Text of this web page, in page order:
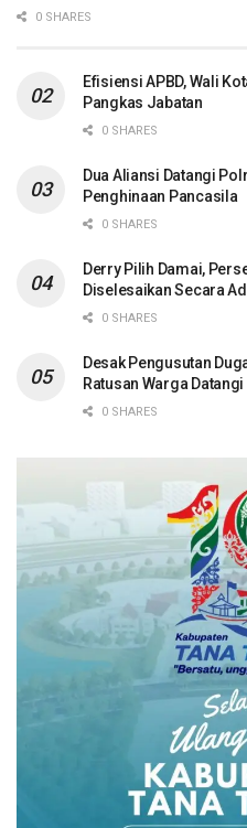
0 SHARES
Efisiensi APBD, Wali
Pangkas Jabatan
0 SHARES
Dua Aliansi Datangi
Penghinaan Pancasila
0 SHARES
Derry Pilih Damai,
Diselesaikan Secara
0 SHARES
Desak Pengusutan
Ratusan Warga
0 SHARES